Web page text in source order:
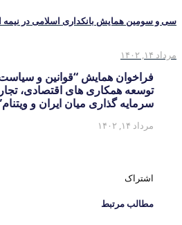
سی و سومین همایش بانکداری اسلامی در نیمه اول
مرداد ۱۴, ۱۴۰۲
فراخوان همایش “قوانین و
توسعه همکاری های اقتصادی،
سرمایه گذاری میان ایران و
مرداد ۱۴, ۱۴۰۲
اشتراک
مطالب مرتبط